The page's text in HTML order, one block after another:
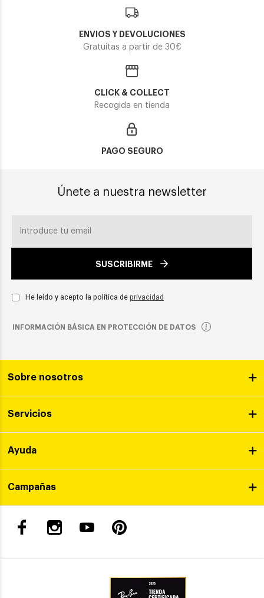
ENVIOS Y DEVOLUCIONES
Gratuitas a partir de 30€
CLICK & COLLECT
Recogida en tienda
PAGO SEGURO
Únete a nuestra newsletter
SUSCRIBIRME
He leído y acepto la política deprivacidad
INFORMACIÓN BÁSICA EN PROTECCIÓN DE DATOS
Sobre nosotros
Servicios
Ayuda
Campañas